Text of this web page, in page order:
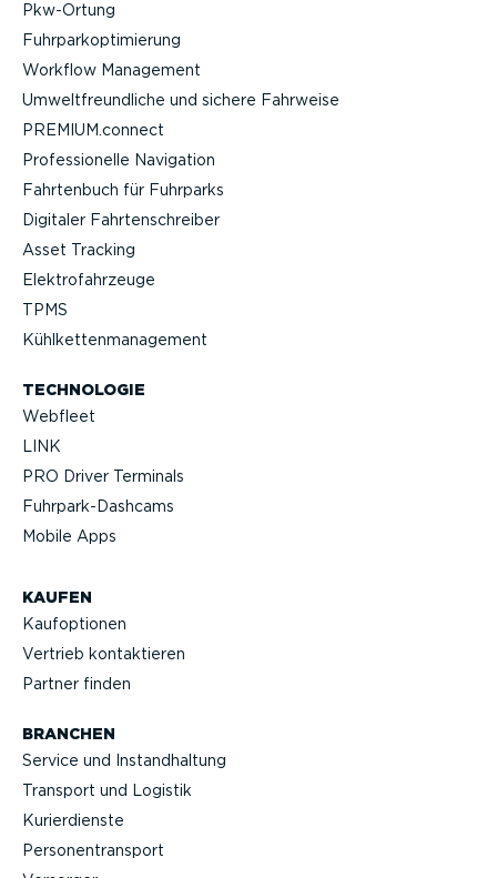
Pkw-Ortung
Fuhrpar­k­op­ti­mierung
Workflow Management
Umwelt­freund­liche und sichere Fahrweise
PREMIUM.connect
Profes­sio­nelle Navigation
Fahrtenbuch für Fuhrparks
Digitaler Fahrten­schreiber
Asset Tracking
Elektro­fahr­zeuge
TPMS
Kühlket­ten­ma­nagement
TECHNOLOGIE
Webfleet
LINK
PRO Driver Terminals
Fuhrpar­k-Da­shcams
Mobile Apps
KAUFEN
Kaufop­tionen
Vertrieb kontak­tieren
Partner finden
BRANCHEN
Service und Instand­haltung
Transport und Logistik
Kurier­dienste
Perso­nen­transport